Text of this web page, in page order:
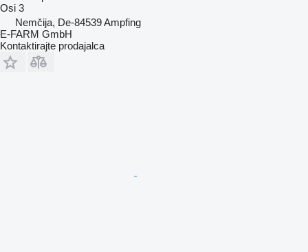
Osi 3
Nemčija, De-84539 Ampfing
E-FARM GmbH
Kontaktirajte prodajalca